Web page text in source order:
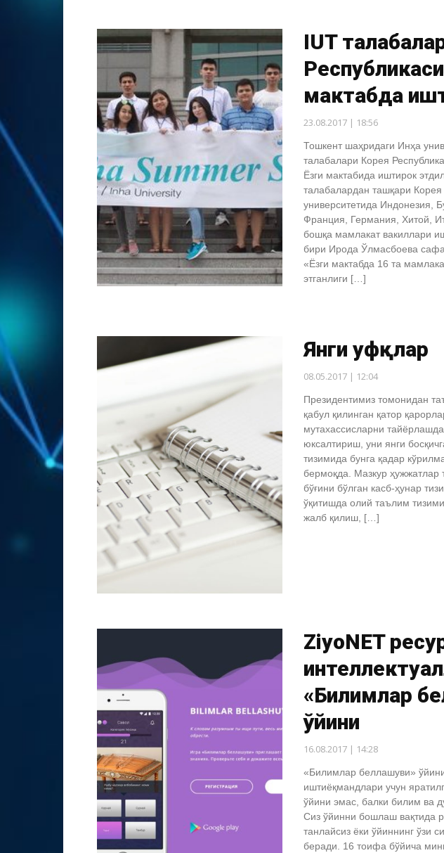
IUT
мактабда
23.08.2017 | 18:56
Тошкент шаҳридаги Инҳа
талабалари Корея
Ёзги мактабида иштирок
талабалардан ташқари Корея
университетида Индонезия,
Франция, Германия, Хитой,
бошқа мамлакат вакиллари
бири Ирода Ўлмасбоева
«Ёзги мактабда 16 та
этганлиги […]
Янги уфқлар
08.05.2017 | 12:04
Президентимиз томонидан
қабул қилинган қатор
мутахассисларни
юксалтириш, уни янги
тизимида бунга қадар
бермоқда. Мазкур ҳужжатлар
бўғини бўлган касб-ҳунар
ўқитишда олий таълим
жалб қилиш, […]
ZiyoNET
«Билимлар
ўйини
16.08.2017 | 14:28
«Билимлар беллашуви»
иштиёқмандлари учун
ўйини эмас, балки билим ва
Сиз ўйинни бошлаш вақтида
танлайсиз ёки ўйиннинг ўзи
беради. 16 тоифа бўйича